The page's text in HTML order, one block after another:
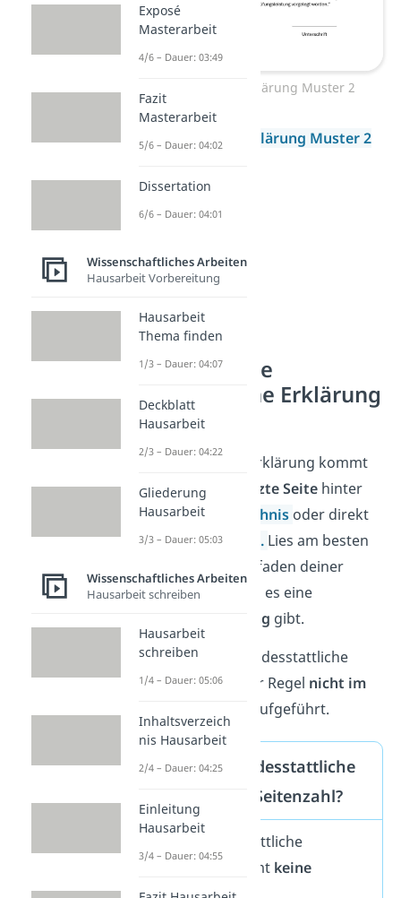
Eidesstattliche Erklärung Muster 2
Eidesstattliche Erklärung Muster 2
Wo kommt die
eidesstattliche Erklärung
hin?
Die eidesstattliche Erklärung kommt
entweder auf die
letzte Seitehinter
dasLiteraturverzeichnis oder direkt
hinter dasDeckblatt . Lies am besten
nochmal in dem Leitfaden deiner
Hochschule nach, ob es eine
Setzung gibt.
Gut zu wissen:
Die eidesstattliche
Erklärung wird in der Regel nicht im
aufgeführt.
Bekommt die eidesstattliche
Erklärung eine Seitenzahl?
Nein, eine eidesstattliche
Erklärung bekommt keine
Seitenzahl.
Exposé
Masterarbeit
4/6 – Dauer: 03:49
Fazit
Masterarbeit
5/6 – Dauer: 04:02
Dissertation
6/6 – Dauer: 04:01
Wissenschaftliches Arbeiten
Hausarbeit Vorbereitung
Hausarbeit
Thema finden
1/3 – Dauer: 04:07
Deckblatt
Hausarbeit
2/3 – Dauer: 04:22
Gliederung
Hausarbeit
3/3 – Dauer: 05:03
Wissenschaftliches Arbeiten
Hausarbeit schreiben
Hausarbeit
schreiben
1/4 – Dauer: 05:06
Inhaltsverzeich
nis Hausarbeit
2/4 – Dauer: 04:25
Einleitung
Hausarbeit
3/4 – Dauer: 04:55